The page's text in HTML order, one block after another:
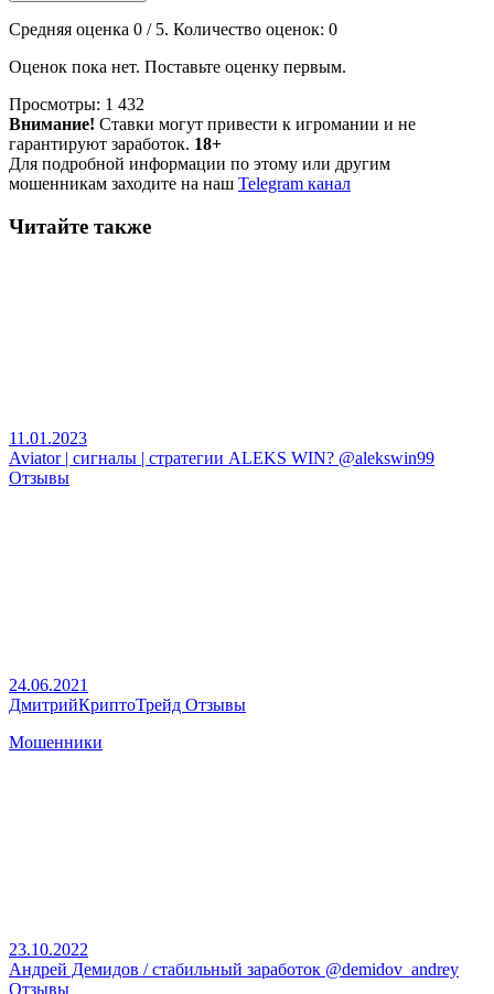
Средняя оценка 0 / 5. Количество оценок: 0
Оценок пока нет. Поставьте оценку первым.
Просмотры: 1 432
Внимание! Ставки могут привести к игромании и не
гарантируют заработок. 18+
Для подробной информации по этому или другим
мошенникам заходите на наш Telegram канал
Читайте также
11.01.2023
Aviator | сигналы | стратегии ALEKS WIN? @alekswin99
Отзывы
24.06.2021
ДмитрийКриптоТрейд Отзывы
Мошенники
23.10.2022
Андрей Демидов / стабильный заработок @demidov_andrey
Отзывы